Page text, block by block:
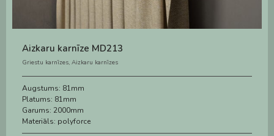
Aizkaru karnīze MD213
Griestu karnīzes, Aizkaru karnīzes
Augstums: 81mm
Platums: 81mm
Garums: 2000mm
Materiāls: polyforce